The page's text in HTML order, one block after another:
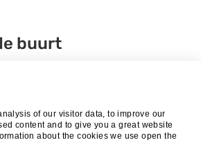
buurt
of our visitor data, to improve our
content and to give you a great website
about the cookies we use open the